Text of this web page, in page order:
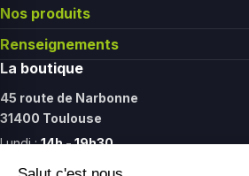
Nos produits
Renseignements
La boutique
45 route de Narbonne
31400 Toulouse
Lundi :14h - 19h30
Mardi - vendredi :11h - 19h30